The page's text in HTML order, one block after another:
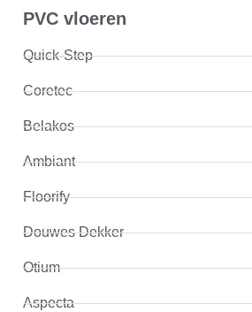
PVC vloeren
Quick-Step
Coretec
Belakos
Ambiant
Floorify
Douwes Dekker
Otium
Aspecta